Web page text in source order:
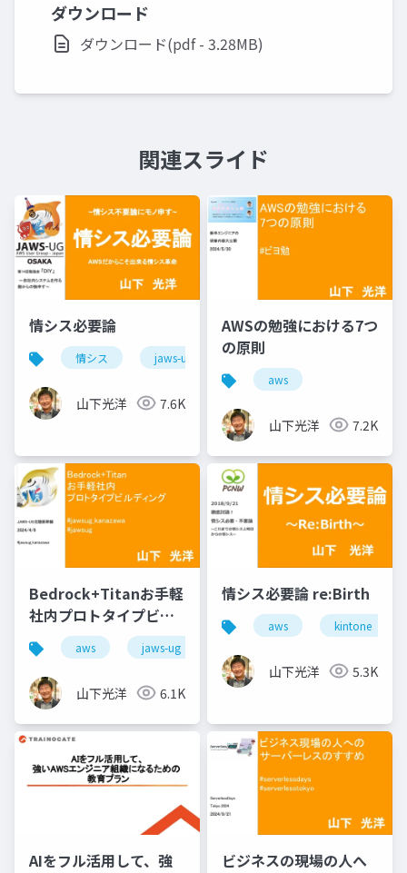
ダウンロード
ダウンロード(pdf - 3.28MB)
関連スライド
情シス必要論
情シス jaws-ug aws
山下光洋 7.6K
AWSの勉強における7つ
の原則
aws
山下光洋 7.2K
Bedrock+Titanお手軽
社内プロトタイプビル
ディングaws jaws-ug
山下光洋 6.1K
情シス必要論 re:Birth
aws kintone
山下光洋 5.3K
AIをフル活用して、強
ビジネスの現場の人へ